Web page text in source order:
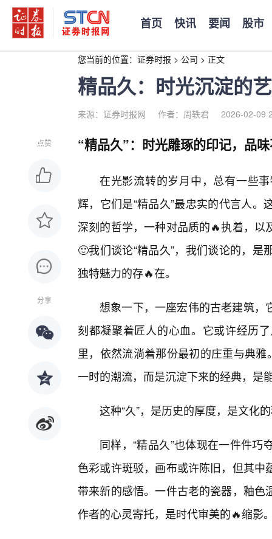
首页 快讯 要闻 股市
您当前的位置： 证券时报 > 公司 > 正文
精品久：时光沉淀的
来源：证券时报网 作者：周轶君 2026-02-09
点赞
分享
“精品久”：时光雕琢的印记，品
在光影流转的岁月中，总有一些
辉，它们是“精品久”最忠实的代言人
深刻的哲学，一种对品质的🔥执着，
🙂我们谈论“精品久”，我们谈论的，
独特魅力的存🔥在。
想象一下，一座宏伟的古老建筑，
刻都凝聚着匠人的心血。它或许经历
里，依然流淌着那份最初的庄重与典
一时的潮流，而是沉淀下来的经典，是
这种“久”，是历史的厚度，是文化
同样，“精品久”也体现在一件件
色彩或许斑驳，画布或许陈旧，但其
带来新的感悟。一件古老的瓷器，釉
作者的心灵寄托，是时代审美的🔥缩影